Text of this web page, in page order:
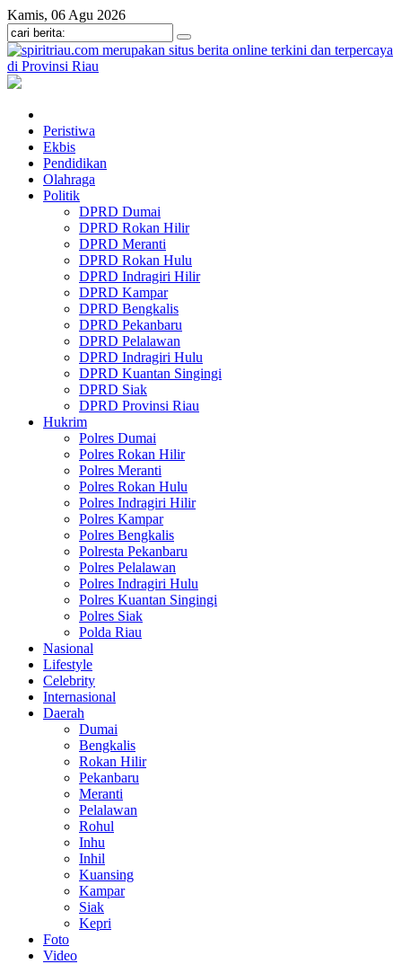
Kamis, 06 Agu 2026
Peristiwa
Ekbis
Pendidikan
Olahraga
Politik
DPRD Dumai
DPRD Rokan Hilir
DPRD Meranti
DPRD Rokan Hulu
DPRD Indragiri Hilir
DPRD Kampar
DPRD Bengkalis
DPRD Pekanbaru
DPRD Pelalawan
DPRD Indragiri Hulu
DPRD Kuantan Singingi
DPRD Siak
DPRD Provinsi Riau
Hukrim
Polres Dumai
Polres Rokan Hilir
Polres Meranti
Polres Rokan Hulu
Polres Indragiri Hilir
Polres Kampar
Polres Bengkalis
Polresta Pekanbaru
Polres Pelalawan
Polres Indragiri Hulu
Polres Kuantan Singingi
Polres Siak
Polda Riau
Nasional
Lifestyle
Celebrity
Internasional
Daerah
Dumai
Bengkalis
Rokan Hilir
Pekanbaru
Meranti
Pelalawan
Rohul
Inhu
Inhil
Kuansing
Kampar
Siak
Kepri
Foto
Video